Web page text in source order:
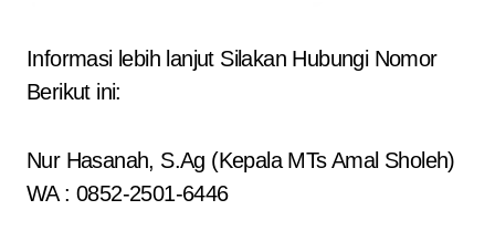
Informasi lebih lanjut Silakan Hubungi Nomor
Berikut ini:
Nur Hasanah, S.Ag (Kepala MTs Amal Sholeh)
WA : 0852-2501-6446